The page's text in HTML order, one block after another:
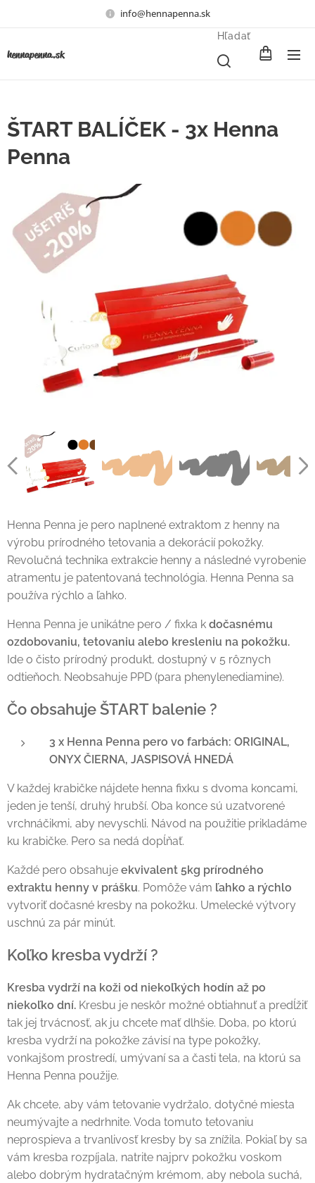
info@hennapenna.sk
hennapenna.sk
Hľadať
ŠTART BALÍČEK - 3x Henna
Penna
Henna Penna je pero naplnené extraktom z henny na
výrobu prírodného tetovania a dekorácií pokožky.
Revolučná technika extrakcie henny a následné vyrobenie
atramentu je patentovaná technológia. Henna Penna sa
používa rýchlo a ľahko.
Henna Penna je unikátne pero / fixka k dočasnému
ozdobovaniu, tetovaniu alebo kresleniu na pokožku.
Ide o čisto prírodný produkt, dostupný v 5 rôznych
odtieňoch. Neobsahuje PPD (para phenylenediamine).
Čo obsahuje ŠTART balenie ?
3 x Henna Penna pero vo farbách: ORIGINAL,
ONYX ČIERNA, JASPISOVÁ HNEDÁ
V každej krabičke nájdete henna fixku s dvoma koncami,
jeden je tenší, druhý hrubší. Oba konce sú uzatvorené
vrchnáčikmi, aby nevyschli. Návod na použitie prikladáme
ku krabičke. Pero sa nedá dopĺňať.
Každé pero obsahuje ekvivalent 5kg prírodného
extraktu henny v prášku. Pomôže vám ľahko a rýchlo
vytvoriť dočasné kresby na pokožku. Umelecké výtvory
uschnú za pár minút.
Koľko kresba vydrží ?
Kresba vydrží na koži od niekoľkých hodín až po
niekoľko dní. Kresbu je neskôr možné obtiahnuť a predĺžiť
tak jej trvácnosť, ak ju chcete mať dlhšie. Doba, po ktorú
kresba vydrží na pokožke závisí na type pokožky,
vonkajšom prostredí, umývaní sa a časti tela, na ktorú sa
Henna Penna použije.
Ak chcete, aby vám tetovanie vydržalo, dotyčné miesta
neumývajte a nedrhnite. Voda tomuto tetovaniu
neprospieva a trvanlivosť kresby by sa znížila. Pokiaľ by sa
vám kresba rozpíjala, natrite najprv pokožku voskom
alebo dobrým hydratačným krémom, aby nebola suchá,